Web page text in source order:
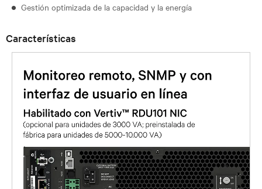
Gestión optimizada de la capacidad y la energía
Características